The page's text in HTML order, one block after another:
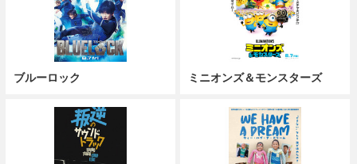
ブルーロック ミニオンズ＆モンスターズ